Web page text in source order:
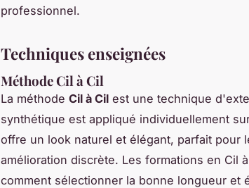
professionnel.
Techniques enseignées
Méthode Cil à Cil
La méthode Cil à Cil est une technique
synthétique est appliqué individuellement
offre un look naturel et élégant, parfait pour
amélioration discrète. Les formations en Cil
comment sélectionner la bonne longueur et